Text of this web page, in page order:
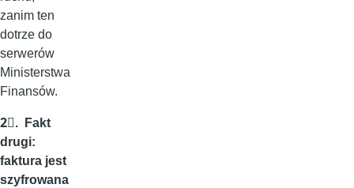
zanim ten
dotrze do
serwerów
Ministerstwa
Finansów.
2⃣. Fakt
drugi:
faktura jest
szyfrowana